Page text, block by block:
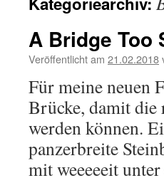
A Bridge Too
Veröffentlicht am 21.02.2018
Für meine neuen
Brücke, damit die
werden können.
panzerbreite
mit weeeeeit